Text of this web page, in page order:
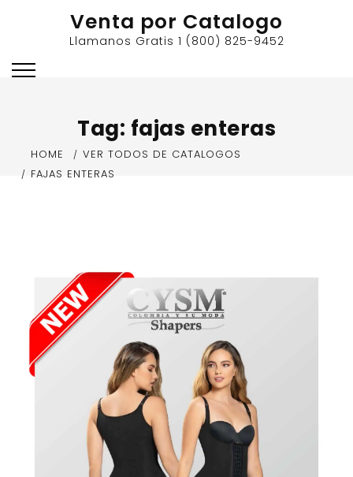
Venta por Catalogo
Llamanos Gratis 1 (800) 825-9452
Tag: fajas enteras
HOME
VER TODOS DE CATALOGOS
FAJAS ENTERAS